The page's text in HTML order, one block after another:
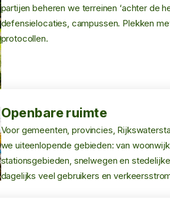
partijen beheren we terreinen ‘achter de
defensielocaties, campussen. Plekken
protocollen.
Openbare ruimte
Voor gemeenten, provincies,
we uiteenlopende gebieden: van
stationsgebieden, snelwegen en
dagelijks veel gebruikers en